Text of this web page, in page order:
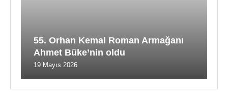
55. Orhan Kemal Roman Armağanı
Ahmet Büke’nin oldu
19 Mayıs 2026